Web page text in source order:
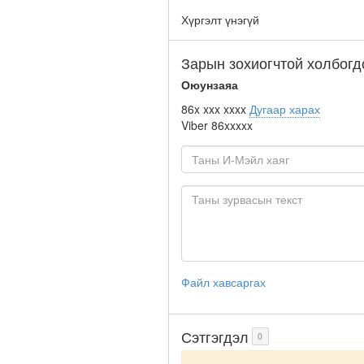
Хүргэлт үнэгүй
Зарын зохиогчтой
Оюунзаяа
86x xxx xxxx Дугаар харах
Viber 86xxxxx
Файл хавсаргах
Сэтгэгдэл 0